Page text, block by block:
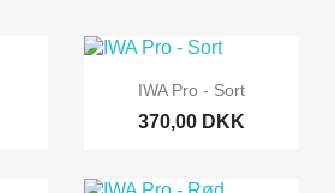
IWA Pro - Sort
370,00 DKK